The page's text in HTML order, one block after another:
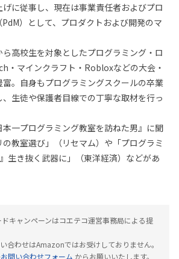
げに従事し、現在は事業責任者およびプロ
）として、プロダクトおよび開発のマ
高校生を対象としたプログラミング・ロ
・マインクラフト・Robloxなどの大会・
。自身もプログラミングスクールの卒業
生徒や保護者目線での丁寧な取材を行っ
一プログラミング教室を訪ねた男』に聞
教室選び」（リセマム）や「プログラミ
生き抜く武器に」（東洋経済）などがあ
キャンペーンはコエテコ運営事務局による提
合わせはAmazonではお受けしておりません。
お問い合わせフォーム からお願いいたします。